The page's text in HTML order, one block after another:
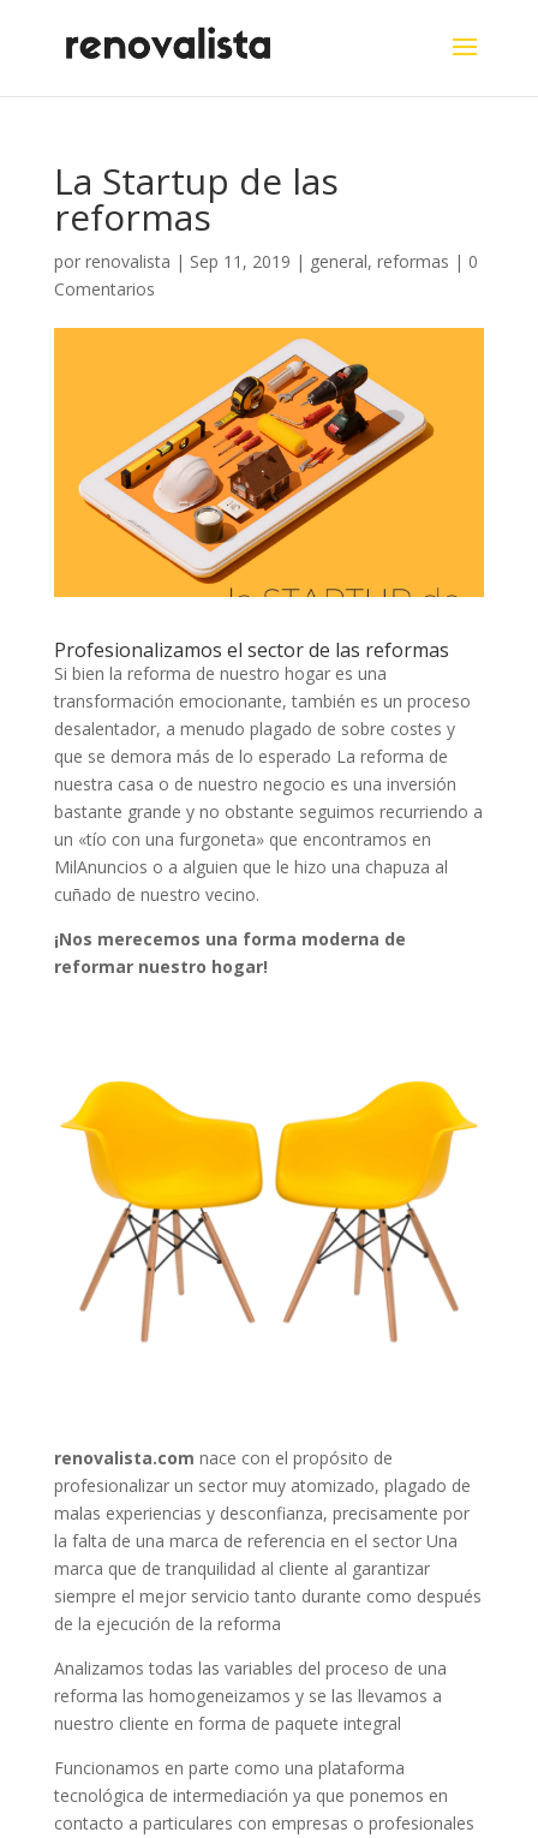
La Startup de las
reformas
por renovalista | Sep 11, 2019 | general, reformas | 0
Comentarios
Profesionalizamos el sector de las reformas
Si bien la reforma de nuestro hogar es una
transformación emocionante, también es un proceso
desalentador, a menudo plagado de sobre costes y
que se demora más de lo esperado La reforma de
nuestra casa o de nuestro negocio es una inversión
bastante grande y no obstante seguimos recurriendo a
un «tío con una furgoneta» que encontramos en
MilAnuncios o a alguien que le hizo una chapuza al
cuñado de nuestro vecino.
¡Nos merecemos una forma moderna de
reformar nuestro hogar!
renovalista.com nace con el propósito de
profesionalizar un sector muy atomizado, plagado de
malas experiencias y desconfianza, precisamente por
la falta de una marca de referencia en el sector Una
marca que de tranquilidad al cliente al garantizar
siempre el mejor servicio tanto durante como después
de la ejecución de la reforma
Analizamos todas las variables del proceso de una
reforma las homogeneizamos y se las llevamos a
nuestro cliente en forma de paquete integral
Funcionamos en parte como una plataforma
tecnológica de intermediación ya que ponemos en
contacto a particulares con empresas o profesionales